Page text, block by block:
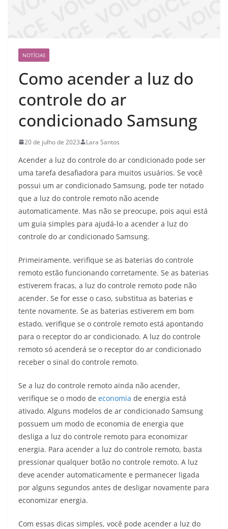
NOTÍCIAS
Como acender a luz do
controle do ar
condicionado Samsung
20 de julho de 2023 Lara Santos
Acender a luz do controle do ar condicionado pode ser
uma tarefa desafiadora para muitos usuários. Se você
possui um ar condicionado Samsung, pode ter notado
que a luz do controle remoto não acende
automaticamente. Mas não se preocupe, pois aqui está
um guia simples para ajudá-lo a acender a luz do
controle do ar condicionado Samsung.
Primeiramente, verifique se as baterias do controle
remoto estão funcionando corretamente. Se as baterias
estiverem fracas, a luz do controle remoto pode não
acender. Se for esse o caso, substitua as baterias e
tente novamente. Se as baterias estiverem em bom
estado, verifique se o controle remoto está apontando
para o receptor do ar condicionado. A luz do controle
remoto só acenderá se o receptor do ar condicionado
receber o sinal do controle remoto.
Se a luz do controle remoto ainda não acender,
verifique se o modo de economia de energia está
ativado. Alguns modelos de ar condicionado Samsung
possuem um modo de economia de energia que
desliga a luz do controle remoto para economizar
energia. Para acender a luz do controle remoto, basta
pressionar qualquer botão no controle remoto. A luz
deve acender automaticamente e permanecer ligada
por alguns segundos antes de desligar novamente para
economizar energia.
Com essas dicas simples, você pode acender a luz do